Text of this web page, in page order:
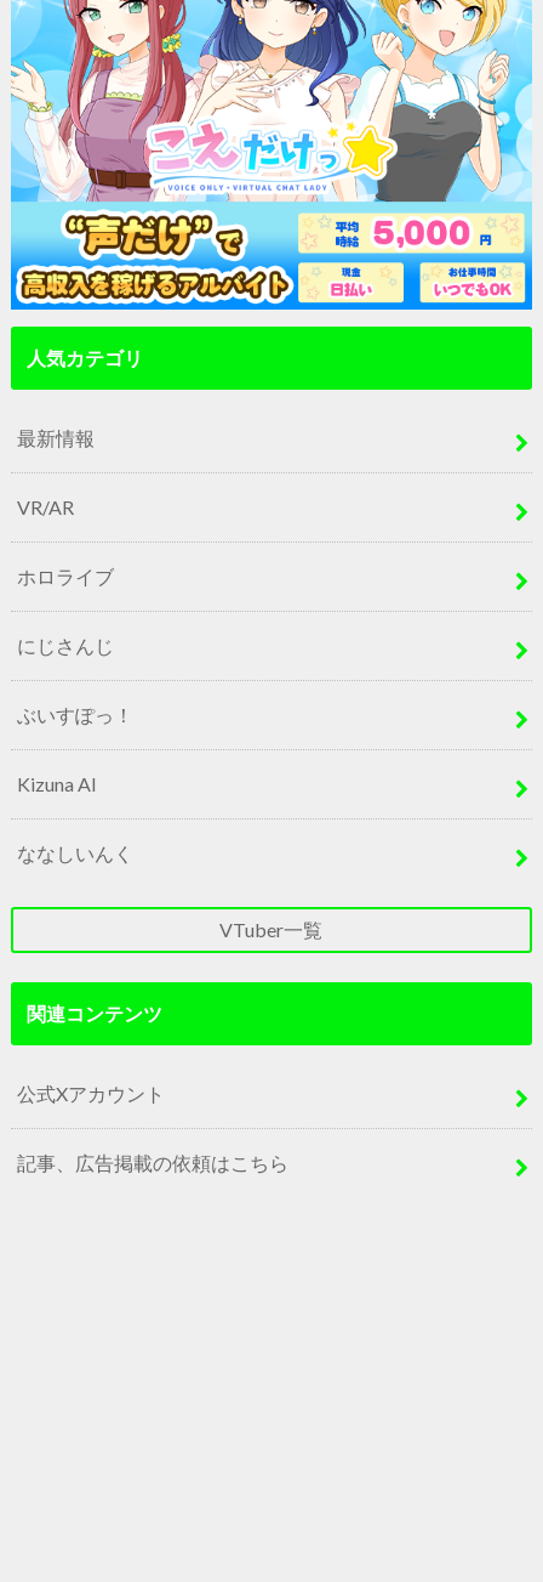
人気カテゴリ
最新情報
VR/AR
ホロライブ
にじさんじ
ぶいすぽっ！
Kizuna AI
ななしいんく
VTuber一覧
関連コンテンツ
公式Xアカウント
記事、広告掲載の依頼はこちら